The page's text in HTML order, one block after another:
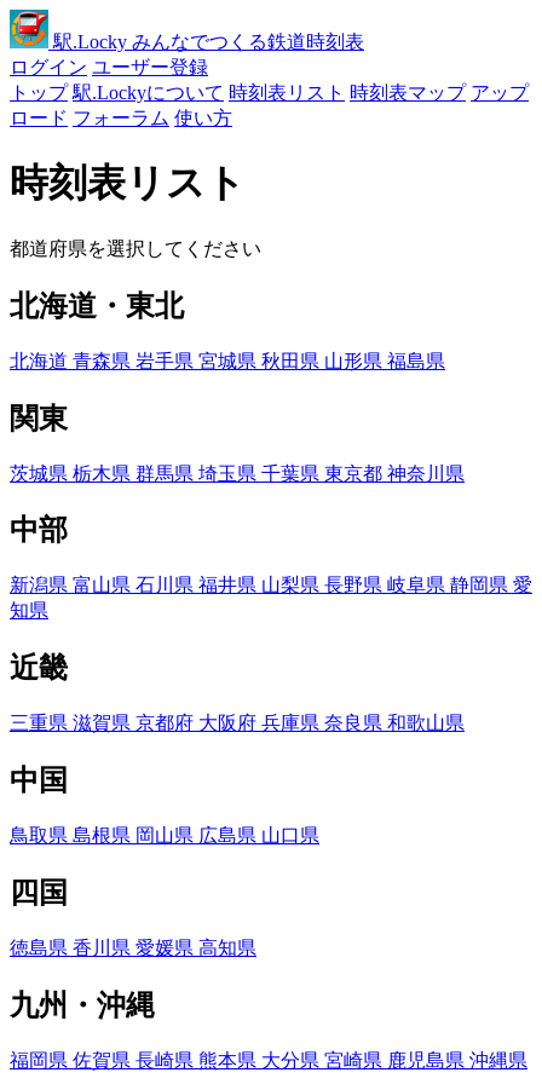
駅.Locky みんなでつくる鉄道時刻表
ログイン ユーザー登録
トップ 駅.Lockyについて 時刻表リスト 時刻表マップ アップ
ロード フォーラム 使い方
時刻表リスト
都道府県を選択してください
北海道・東北
北海道 青森県 岩手県 宮城県 秋田県 山形県 福島県
関東
茨城県 栃木県 群馬県 埼玉県 千葉県 東京都 神奈川県
中部
新潟県 富山県 石川県 福井県 山梨県 長野県 岐阜県 静岡県 愛
知県
近畿
三重県 滋賀県 京都府 大阪府 兵庫県 奈良県 和歌山県
中国
鳥取県 島根県 岡山県 広島県 山口県
四国
徳島県 香川県 愛媛県 高知県
九州・沖縄
福岡県 佐賀県 長崎県 熊本県 大分県 宮崎県 鹿児島県 沖縄県